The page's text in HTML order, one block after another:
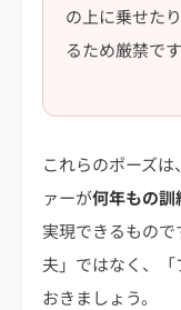
の上に乗せた
るため厳禁です
これらのポーズ
ァーが何年もの
実現できるもの
夫」ではなく、
おきましょう。